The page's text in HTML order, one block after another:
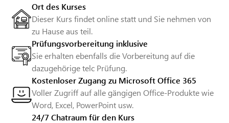
Ort des Kurses
Dieser Kurs findet online statt und Sie nehmen von
zu Hause aus teil.
Prüfungsvorbereitung inklusive
Sie erhalten ebenfalls die Vorbereitung auf die
dazugehörige telc Prüfung.
Kostenloser Zugang zu Microsoft Office 365
Voller Zugriff auf alle gängigen Office-Produkte wie
Word, Excel, PowerPoint usw.
24/7 Chatraum für den Kurs